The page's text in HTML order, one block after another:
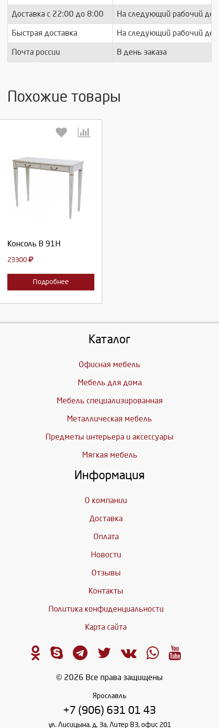
Доставка с 22:00 до 8:00 На следующий рабочий
Быстрая доставка На следующий рабочий
Почта россии В день заказа
Похожие товары
Консоль В 91Н
23300
Подробнее
Выберите количество:
Каталог
Офисная мебель
Мебель для дома
Мебель специализированная
Металлическая мебель
Предметы интерьера и аксессуары
Мягкая мебель
Информация
О компании
Доставка
Оплата
Новости
Отзывы
Контакты
Политика конфиденциальности
Карта сайта
© 2026 Все права защищены
Ярославль
+7 (906) 631 01 43
ул. Лисицына, д. 3а, Литер В3, офис 201